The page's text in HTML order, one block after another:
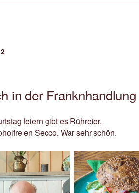
in der Franknhandlung
feiern gibt es Rühreier,
Secco. War sehr schön.